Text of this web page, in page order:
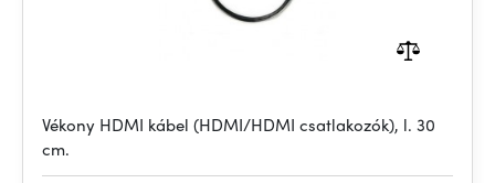
Vékony HDMI kábel (HDMI/HDMI csatlakozók), l. 30
cm.